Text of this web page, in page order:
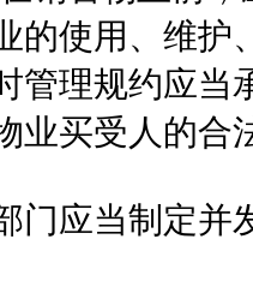
的使用、维护
管理规约应当
业买受人的合
门应当制定并